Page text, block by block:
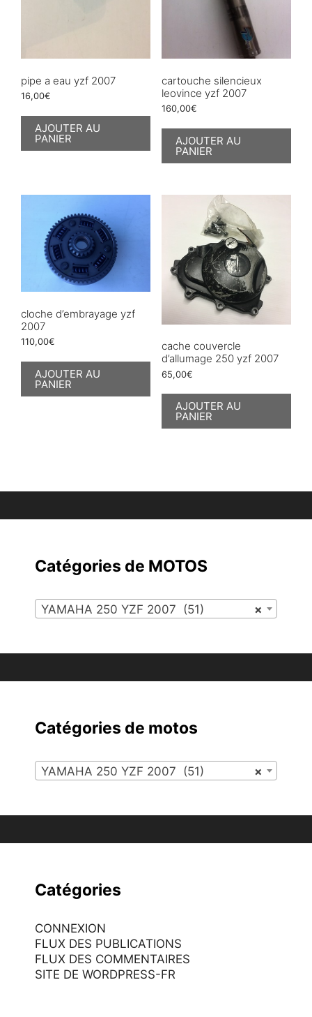
pipe a eau yzf 2007
16,00€
AJOUTER AU
PANIER
cartouche silencieux
leovince yzf 2007
160,00€
AJOUTER AU
PANIER
cloche d’embrayage yzf
2007
110,00€
AJOUTER AU
PANIER
cache couvercle
d’allumage 250 yzf 2007
65,00€
AJOUTER AU
PANIER
Catégories de MOTOS
×
YAMAHA 250 YZF 2007 (51)
Catégories de motos
×
YAMAHA 250 YZF 2007 (51)
Catégories
CONNEXION
FLUX DES PUBLICATIONS
FLUX DES COMMENTAIRES
SITE DE WORDPRESS-FR